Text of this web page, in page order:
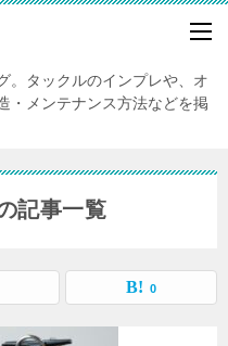
。タックルのインプレや、オ
・メンテナンス方法などを掲
記事一覧
0